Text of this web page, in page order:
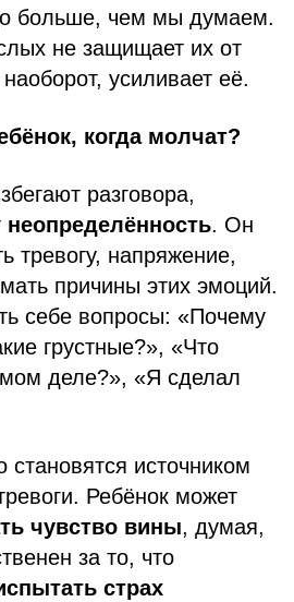
больше, чем мы думаем.
не защищает их от
усиливает её.
когда молчат?
разговора,
неопределённость. Он
тревогу, напряжение,
причины этих эмоций.
себе вопросы: «Почему
грустные?», «Что
деле?», «Я сделал
становятся источником
Ребёнок может
чувство вины, думая,
за то, что
страх